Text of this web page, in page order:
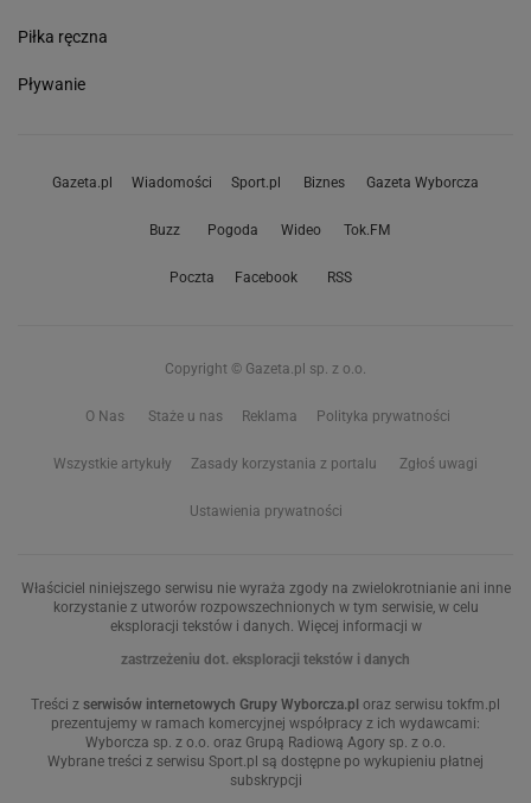
Piłka ręczna
Pływanie
Gazeta.pl Wiadomości Sport.pl Biznes Gazeta Wyborcza
Buzz Pogoda Wideo Tok.FM
Poczta Facebook RSS
Copyright © Gazeta.pl sp. z o.o.
O Nas Staże u nas Reklama Polityka prywatności
Wszystkie artykuły Zasady korzystania z portalu Zgłoś uwagi
Ustawienia prywatności
Właściciel niniejszego serwisu nie wyraża zgody na zwielokrotnianie ani inne
korzystanie z utworów rozpowszechnionych w tym serwisie, w celu
eksploracji tekstów i danych. Więcej informacji w
zastrzeżeniu dot. eksploracji tekstów i danych
Treści z serwisów internetowych Grupy Wyborcza.pl oraz serwisu tokfm.pl
prezentujemy w ramach komercyjnej współpracy z ich wydawcami:
Wyborcza sp. z o.o. oraz Grupą Radiową Agory sp. z o.o.
Wybrane treści z serwisu Sport.pl są dostępne po wykupieniu płatnej
subskrypcji